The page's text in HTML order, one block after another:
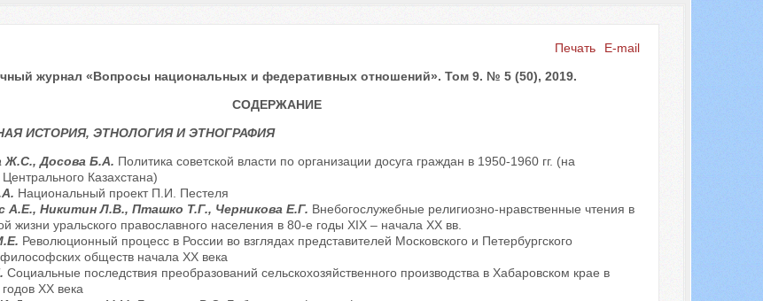
Печать
E-mail
журнал «Вопросы национальных и федеративных отношений». Том 9. № 5 (50), 2019.
СОДЕРЖАНИЕ
ИСТОРИЯ, ЭТНОЛОГИЯ И ЭТНОГРАФИЯ
Ж.С., Досова Б.А. Политика советской власти по организации досуга граждан в 1950-1960 гг. (на
Казахстана)
Национальный проект П.И. Пестеля
А.Е., Никитин Л.В., Пташко Т.Г., Черникова Е.Г. Внебогослужебные религиозно-нравственные чтения в
жизни уральского православного населения в 80-е годы XIX – начала XX вв.
Революционный процесс в России во взглядах представителей Московского и Петербургского
философских обществ начала ХХ века
Социальные последствия преобразований сельскохозяйственного производства в Хабаровском крае в
XX века